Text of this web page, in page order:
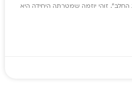
זוהי יוזמה שמטרתה היחידה היא